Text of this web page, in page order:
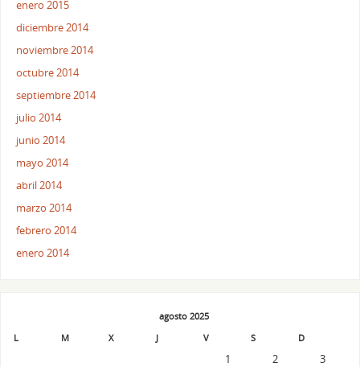
enero 2015
diciembre 2014
noviembre 2014
octubre 2014
septiembre 2014
julio 2014
junio 2014
mayo 2014
abril 2014
marzo 2014
febrero 2014
enero 2014
agosto 2025
L
M X J V S D
1 2
3